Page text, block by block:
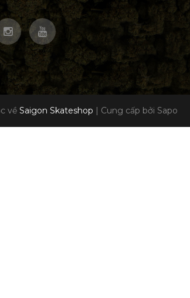
về Saigon Skateshop | Cung cấp bởi Sapo